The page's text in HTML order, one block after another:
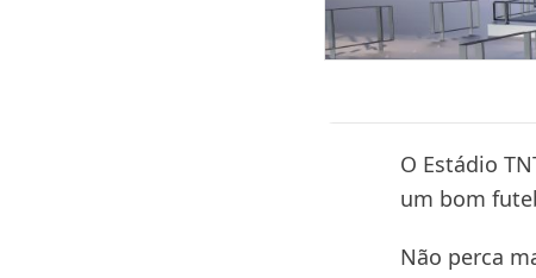
O Estádio
um bom
Não perca